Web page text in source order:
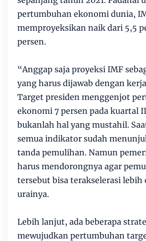
pertumbuhan ekonomi dunia,
memproyeksikan naik dari 5,5
persen.
“Anggap saja proyeksi IMF
yang harus dijawab dengan
Target presiden menggenjot
ekonomi 7 persen pada kuartal
bukanlah hal yang mustahil.
semua indikator sudah
tanda pemulihan. Namun
harus mendorongnya agar
tersebut bisa terakselerasi lebih
urainya.
Lebih lanjut, ada beberapa
mewujudkan pertumbuhan